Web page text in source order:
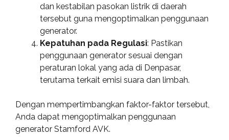
dan kestabilan pasokan listrik di daerah
tersebut guna mengoptimalkan penggunaan
generator.
Kepatuhan pada Regulasi: Pastikan
penggunaan generator sesuai dengan
peraturan lokal yang ada di Denpasar,
terutama terkait emisi suara dan limbah.
Dengan mempertimbangkan faktor-faktor tersebut,
Anda dapat mengoptimalkan penggunaan
generator Stamford AVK.